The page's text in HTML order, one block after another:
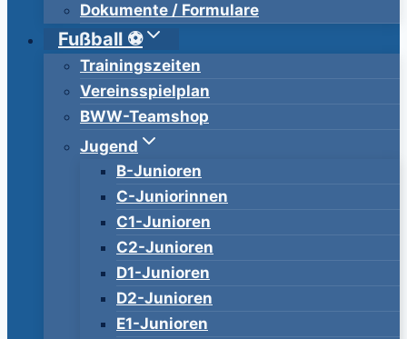
Dokumente / Formulare
Fußball ⚽️
Trainingszeiten
Vereinsspielplan
BWW-Teamshop
Jugend
B-Junioren
C-Juniorinnen
C1-Junioren
C2-Junioren
D1-Junioren
D2-Junioren
E1-Junioren